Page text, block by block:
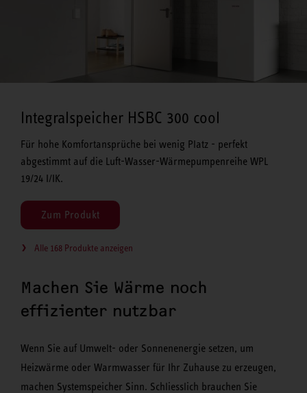
Integralspeicher HSBC 300 cool
Für hohe Komfortansprüche bei wenig Platz - perfekt
abgestimmt auf die Luft-Wasser-Wärmepumpenreihe WPL
19/24 I/IK.
Zum Produkt
Alle 168 Produkte anzeigen
Machen Sie Wärme noch
effizienter nutzbar
Wenn Sie auf Umwelt- oder Sonnenenergie setzen, um
Heizwärme oder Warmwasser für Ihr Zuhause zu erzeugen,
machen Systemspeicher Sinn. Schliesslich brauchen Sie